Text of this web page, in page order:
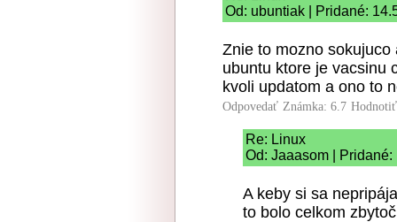
Od: ubuntiak | Pridané:
Znie to mozno
ubuntu ktore je vacsinu
kvoli updatom a ono to
Odpovedať Známka: 6.7
Re: Linux
Od: Jaaasom | Pridané:
A keby si sa
to bolo celkom